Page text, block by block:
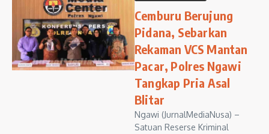
Cemburu Berujung
Pidana, Sebarkan
Rekaman VCS Mantan
Pacar, Polres Ngawi
Tangkap Pria Asal
Blitar
Ngawi (JurnalMediaNusa) –
Satuan Reserse Kriminal